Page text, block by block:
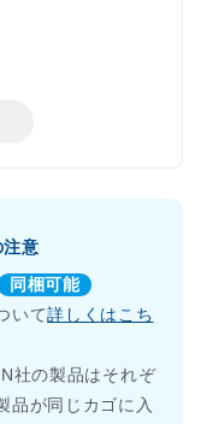
意
同梱可能
いて詳しくはこち
社の製品はそれぞ
品が同じカゴに入